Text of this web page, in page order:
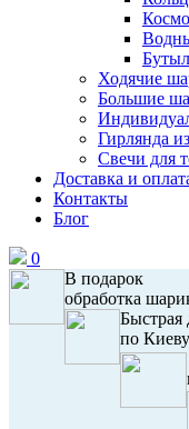
Ходячие
Большие
Гирлянда
Свечи для
Доставка и
Контакты
Блог
0
В подарок
обработка
Быстрая
по Киеву